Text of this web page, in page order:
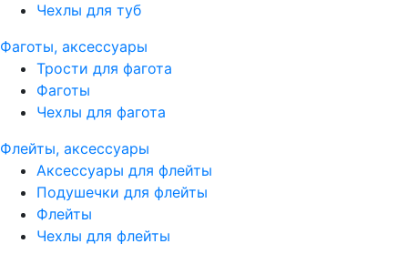
Чехлы для туб
Фаготы, аксессуары
Трости для фагота
Фаготы
Чехлы для фагота
Флейты, аксессуары
Аксессуары для флейты
Подушечки для флейты
Флейты
Чехлы для флейты